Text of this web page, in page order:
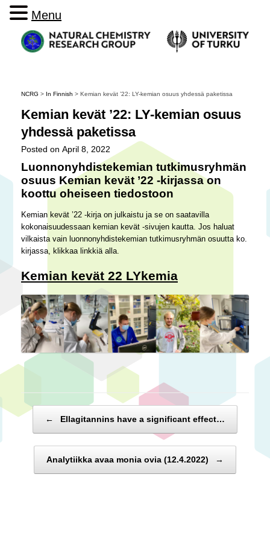
NCRG > In Finnish > Kemian kevät ’22: LY-kemian osuus yhdessä paketissa
Kemian kevät ’22: LY-kemian osuus
yhdessä paketissa
Posted on April 8, 2022
Luonnonyhdistekemian tutkimusryhmän
osuus Kemian kevät ’22 -kirjassa on
koottu oheiseen tiedostoon
Kemian kevät ’22 -kirja on julkaistu ja se on saatavilla
kokonaisuudessaan kemian kevät -sivujen kautta. Jos haluat
vilkaista vain luonnonyhdistekemian tutkimusryhmän osuutta ko.
kirjassa, klikkaa linkkiä alla.
Kemian kevät 22 LYkemia
Post navigation
← Ellagitannins have a significant effect…
Analytiikka avaa monia ovia (12.4.2022) →
Menu